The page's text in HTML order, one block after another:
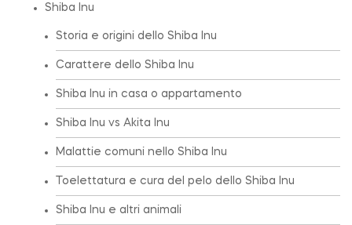
Shiba Inu
Storia e origini dello Shiba Inu
Carattere dello Shiba Inu
Shiba Inu in casa o appartamento
Shiba Inu vs Akita Inu
Malattie comuni nello Shiba Inu
Toelettatura e cura del pelo dello Shiba Inu
Shiba Inu e altri animali